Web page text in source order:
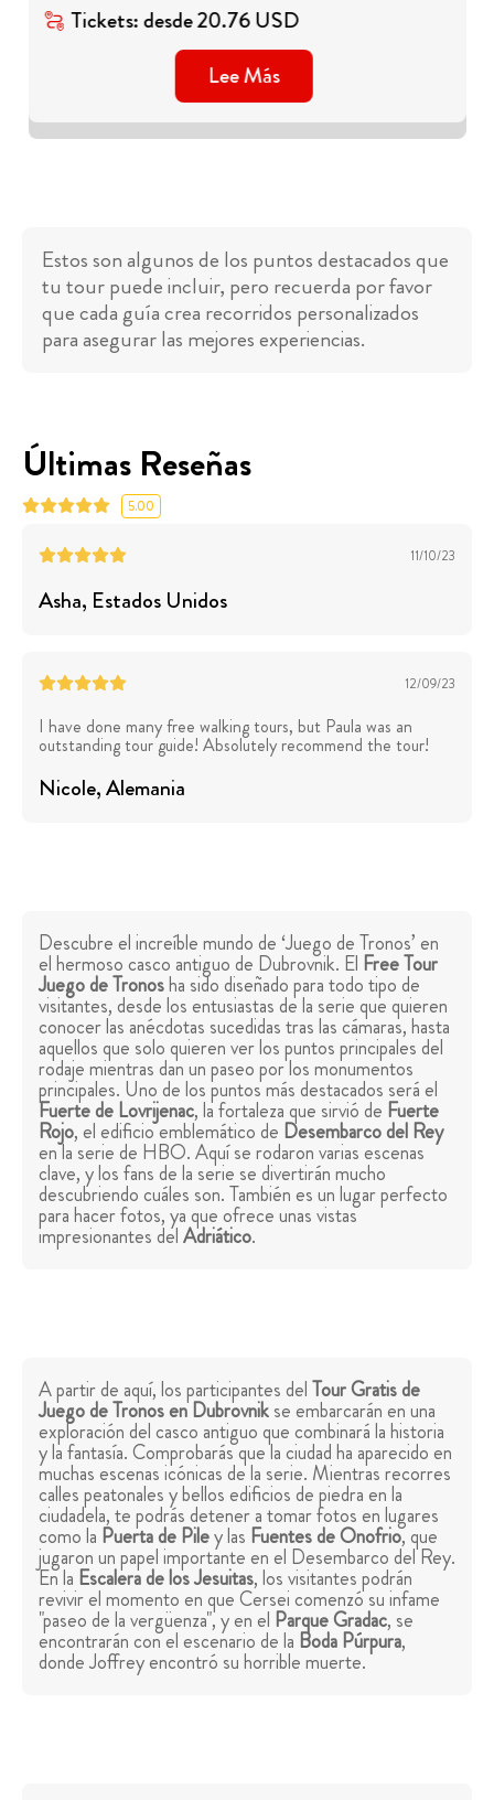
Tickets:desde20.76USD
Lee Más
Estos son algunos de los puntos destacados que
tu tour puede incluir, pero recuerda por favor
que cada guía crea recorridos personalizados
para asegurar las mejores experiencias.
Últimas Reseñas
5.00
11/10/23
Asha, Estados Unidos
12/09/23
I have done many free walking tours, but Paula was an
outstanding tour guide! Absolutely recommend the tour!
Nicole, Alemania
Descubre el increíble mundo de ‘Juego de Tronos’ en
el hermoso casco antiguo de Dubrovnik. El Free Tour
Juego de Tronosha sido diseñado para todo tipo de
visitantes, desde los entusiastas de la serie que quieren
conocer las anécdotas sucedidas tras las cámaras, hasta
aquellos que solo quieren ver los puntos principales del
rodaje mientras dan un paseo por los monumentos
principales. Uno de los puntos más destacados será el
Fuerte de Lovrijenac, la fortaleza que sirvió de Fuerte
Rojo, el edificio emblemático de Desembarco del Rey
en la serie de HBO. Aquí se rodaron varias escenas
clave, y los fans de la serie se divertirán mucho
descubriendo cuáles son. También es un lugar perfecto
para hacer fotos, ya que ofrece unas vistas
impresionantes delAdriático.
A partir de aquí, los participantes delTour Gratis de
Juego de Tronos en Dubrovnikse embarcarán en una
exploración del casco antiguo que combinará la historia
y la fantasía. Comprobarás que la ciudad ha aparecido en
muchas escenas icónicas de la serie. Mientras recorres
calles peatonales y bellos edificios de piedra en la
ciudadela, te podrás detener a tomar fotos en lugares
como la Puerta de Piley las Fuentes de Onofrio, que
jugaron un papel importante en el Desembarco del Rey.
En la Escalera de los Jesuitas, los visitantes podrán
revivir el momento en que Cersei comenzó su infame
"paseo de la vergüenza", y en el Parque Gradac, se
encontrarán con el escenario de la Boda Púrpura,
donde Joffrey encontró su horrible muerte.